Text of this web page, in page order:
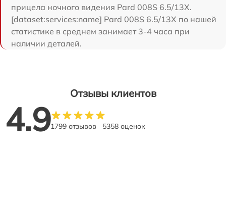
прицела ночного видения Pard 008S 6.5/13X.
[dataset:services:name] Pard 008S 6.5/13X по нашей
статистике в среднем занимает 3-4 часа при
наличии деталей.
Отзывы клиентов
4.91799 отзывов 5358 оценок